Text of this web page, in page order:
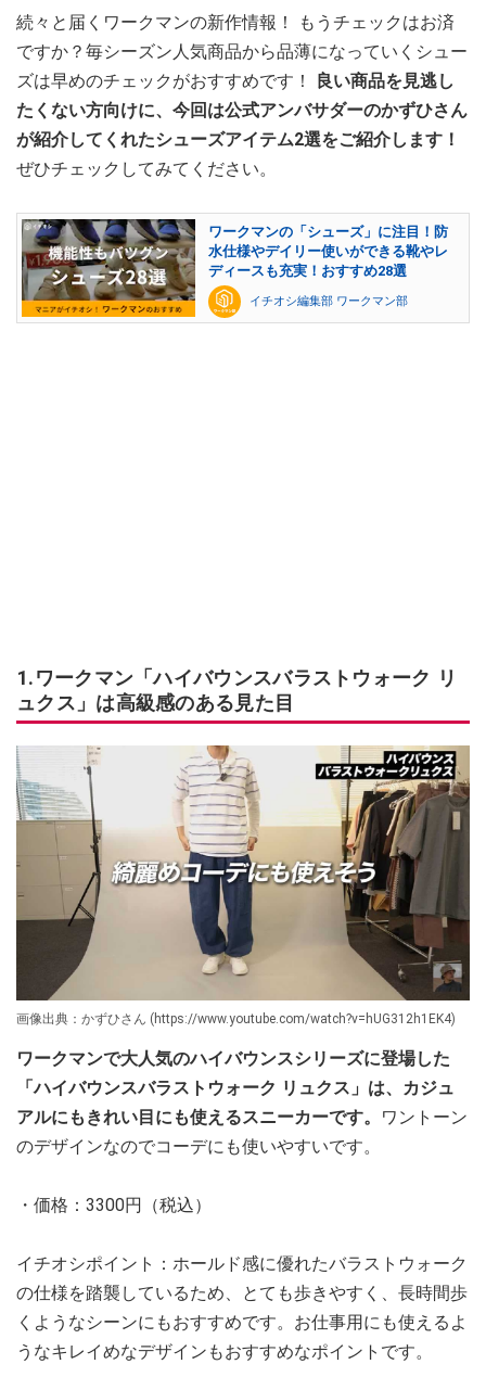
続々と届くワークマンの新作情報！ もうチェックはお済
ですか？毎シーズン人気商品から品薄になっていくシュー
ズは早めのチェックがおすすめです！
良い商品を見逃し
たくない方向けに、今回は公式アンバサダーのかずひさん
が紹介してくれたシューズアイテム2選をご紹介します！
ぜひチェックしてみてください。
ワークマンの「シューズ」に注目！防
水仕様やデイリー使いができる靴やレ
ディースも充実！おすすめ28選
イチオシ編集部 ワークマン部
1.ワークマン「ハイバウンスバラストウォーク リ
ュクス」は高級感のある見た目
画像出典：かずひさん (https://www.youtube.com/watch?v=hUG312h1EK4)
ワークマンで大人気のハイバウンスシリーズに登場した
「ハイバウンスバラストウォーク リュクス」は、カジュ
アルにもきれい目にも使えるスニーカーです。
ワントーン
のデザインなのでコーデにも使いやすいです。
・価格：3300円（税込）
イチオシポイント：ホールド感に優れたバラストウォーク
の仕様を踏襲しているため、とても歩きやすく、長時間歩
くようなシーンにもおすすめです。お仕事用にも使えるよ
うなキレイめなデザインもおすすめなポイントです。